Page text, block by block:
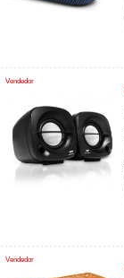
Vendedor
Vendedor